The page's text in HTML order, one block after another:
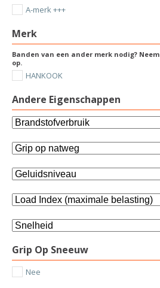
A-merk +++
Merk
Banden van een ander merk nodig? Neem
op.
HANKOOK
Andere Eigenschappen
Grip Op Sneeuw
Nee